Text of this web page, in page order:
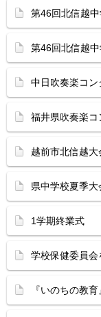
第46回北信越
第46回北信越
中日吹奏楽コ
福井県吹奏楽
越前市北信越
県中学校夏季
1学期終業式
学校保健委員
『いのちの教